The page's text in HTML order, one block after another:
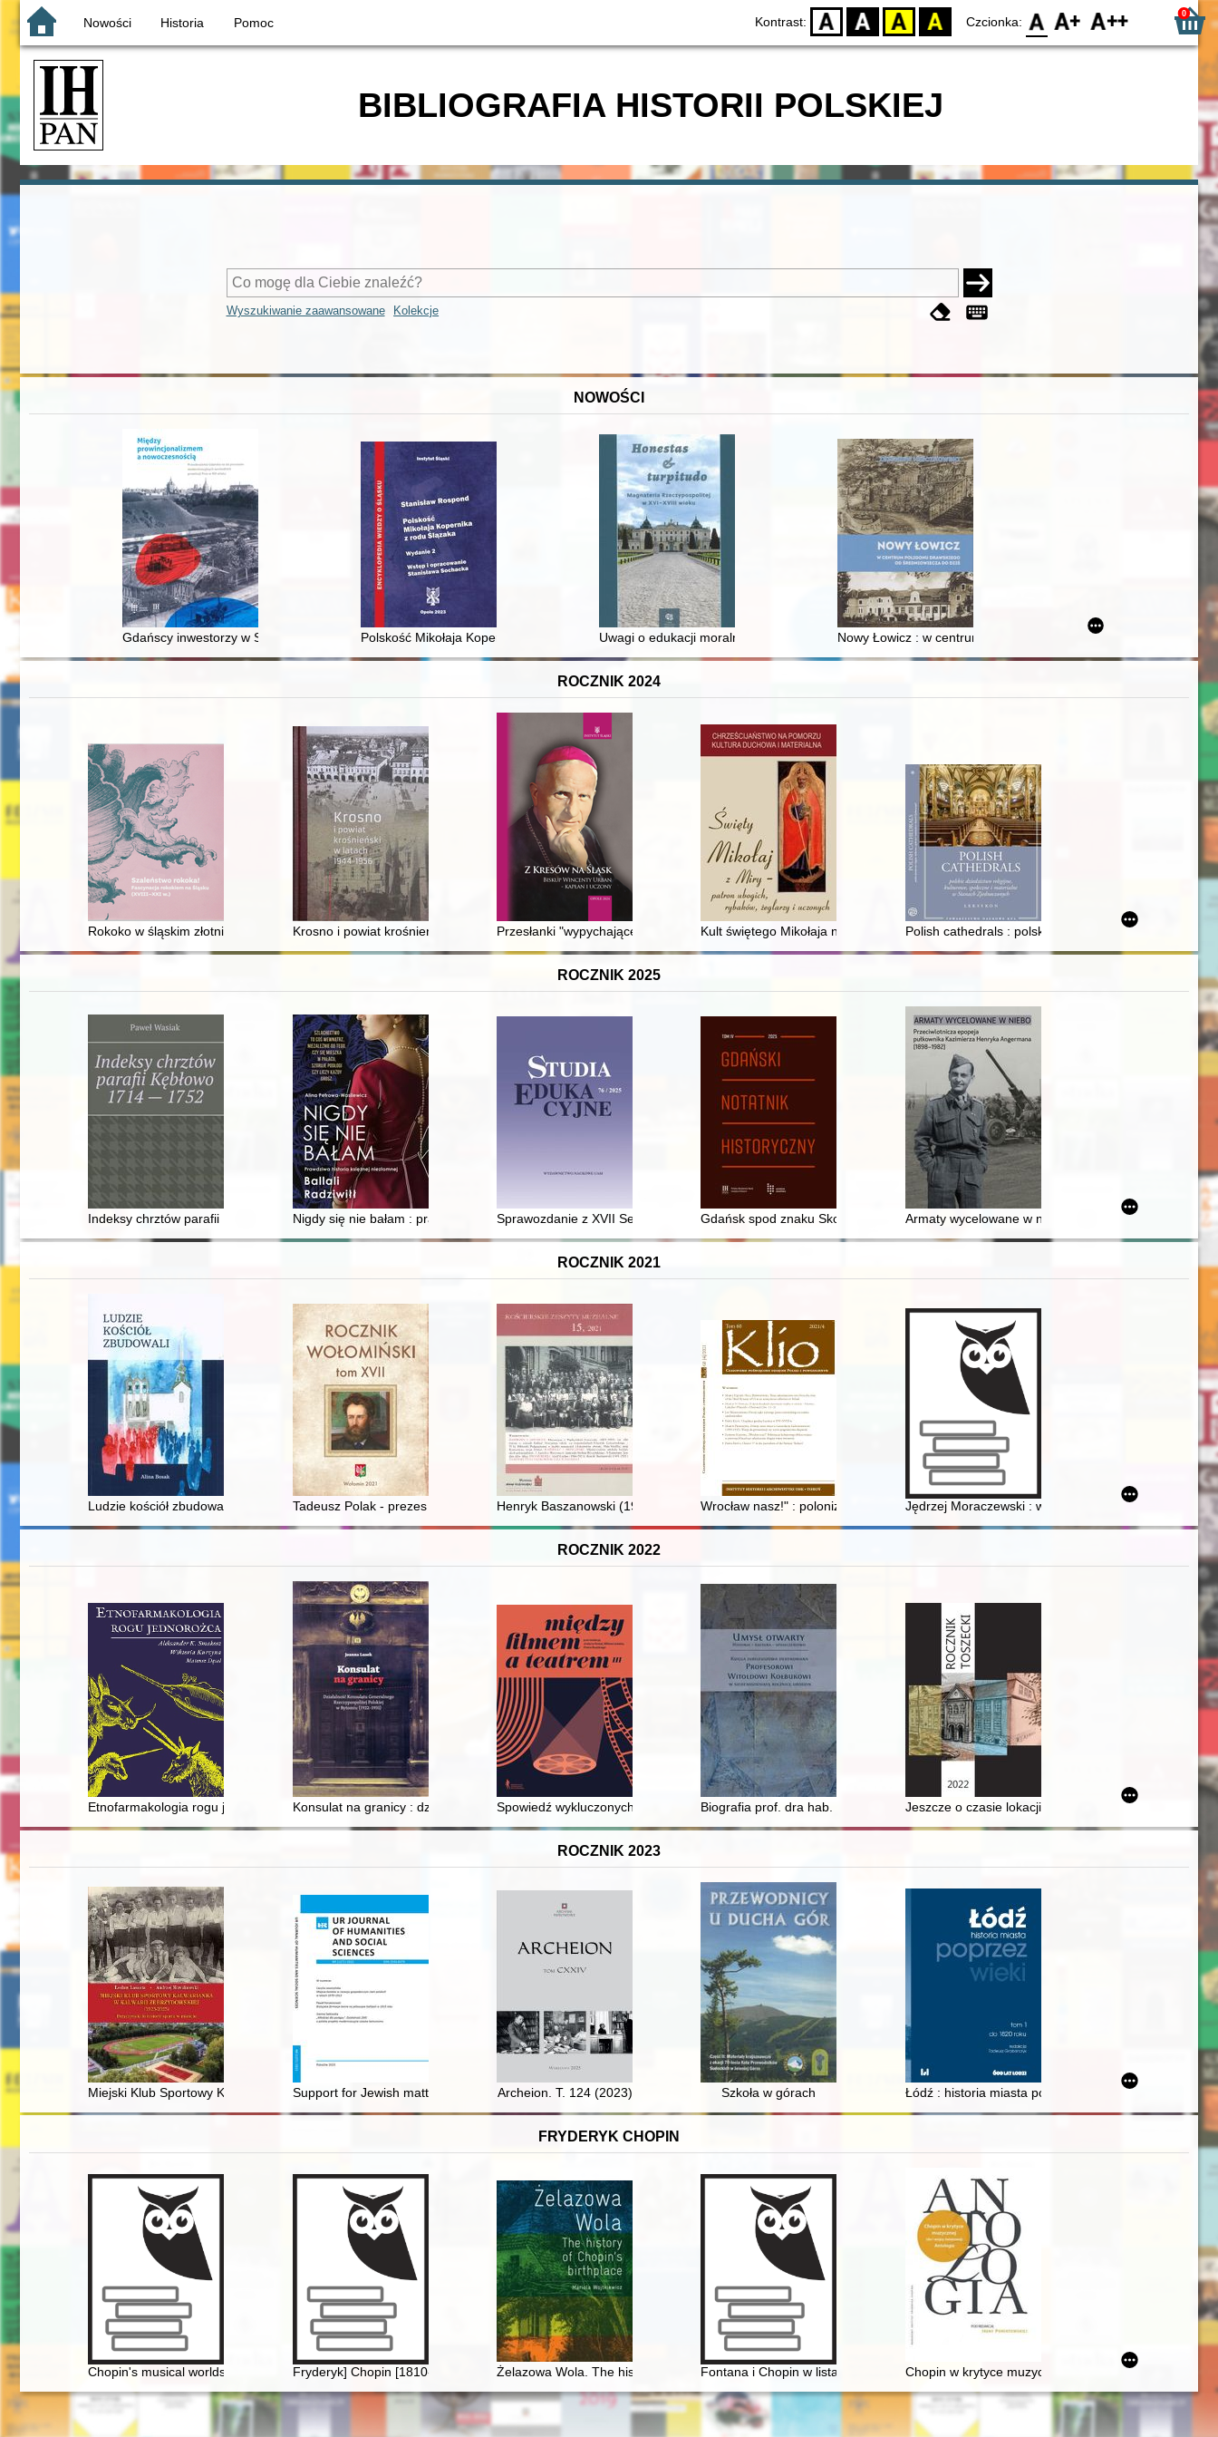
Nowości Historia Pomoc Kontrast: D BW YB BY Czcionka: F0 F1 F2 0
BIBLIOGRAFIA HISTORII POLSKIEJ
Wyszukiwanie zaawansowane Kolekcje
NOWOŚCI
Gdańscy inwestorzy w Sopocie : prestiż finansowy i towarzyski lokalnego mieszczaństwa w 2. poł. XIX w
Polskość Mikołaja Kopernika z rodu ŚlązakaUwagi o edukacji moralnej synów szlacheckich w XVI-wiecznej Rzeczypospolitej
Nowy Łowicz : w centrum poligonu drawskiego od średniowiecza
ROCZNIK 2024
Rokoko w śląskim złotnictwie Krosno i powiat krośnieński w latach 1944-1956 : materiały z konferencji naukowej zorganizowanej przez Muzeum Podkarpackie w Krośnie w 2017 roku
Przesłanki "wypychające" Kresowian ze stron ojczystych po II wojnie światowej
Kult świętego Mikołaja na Pomorzu i jego genezaPolish cathedrals : polskie dziedzictwo religijne,
ROCZNIK 2025
Indeksy chrztów parafii Kębłowo 1714-1752Nigdy się nie bałam : prawdziwa historia księżnej niezłomnej Ballali Radziwiłł
Sprawozdanie z XVII Seminarium Naukowego im. Profesora Wiesława Jamrożka "Warsztat badawczy współczesnego
Gdańsk spod znaku Skorpiona? : z dociekań siedemnastowiecznych autorów druków
Armaty wycelowane w niebo : przeciwlotnicza
ROCZNIK 2021
Ludzie kościół zbudowali : historia powstania parafii pod wezwaniem Miłosierdzia Bożego w Łukawcu
Tadeusz Polak - prezes SBM w WołominieHenryk Baszanowski (1951-2021) Wrocław nasz!" : polonizacja kulturowego oblicza miasta w pierwszych latach po
Jędrzej Moraczewski : wspomnienia, ludzie, czasy i
ROCZNIK 2022
Etnofarmakologia rogu jednorożca Konsulat na granicy : działalność Konsulatu Generalnego Rzeczypospolitej Polskiej w Bytomiu (1922-1931)
Spowiedź wykluczonych : dyskurs o prowincji w spektaklach Teatru Zagłębia w Sosnowcu ("Korzeniec", "Czerwone Zagłębie")
Biografia prof. dra hab. Witolda KołbukaJeszcze o czasie lokacji Toszka
ROCZNIK 2023
Miejski Klub Sportowy Kalwarianka w Kalwarii Zebrzydowskiej (1923-2023) : przyczynek do historii sportu w mieście
Support for Jewish matters : the Humanitarian Society Humanitas B'nei B'rith in Przemyśl in the Second Polish Republic
Archeion. T. 124 (2023) Szkoła w górach Łódź : historia miasta poprzez wieki. T. 1,
FRYDERYK CHOPIN
Chopin's musical worlds the 1840's Fryderyk] Chopin [1810-1849] Żelazowa Wola. The history of Chopin's birthplace
Fontana i Chopin w listach Chopin w krytyce muzycznej (do I wojny światowej).